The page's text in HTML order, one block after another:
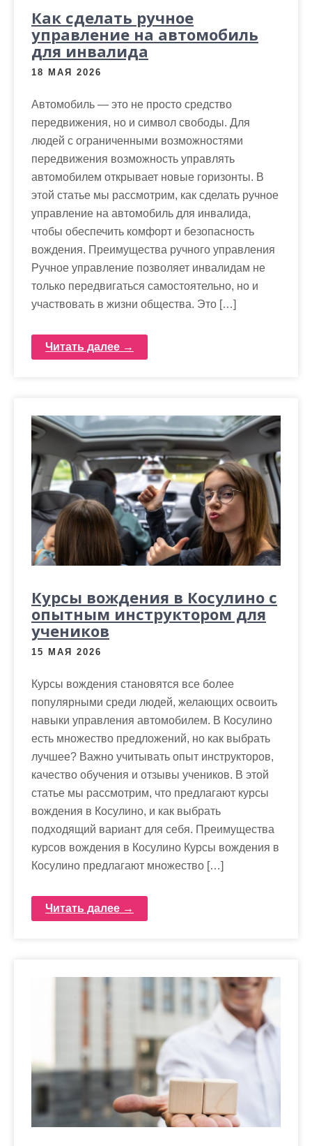
Как сделать ручное
управление на автомобиль
для инвалида
18 МАЯ 2026
Автомобиль — это не просто средство
передвижения, но и символ свободы. Для
людей с ограниченными возможностями
передвижения возможность управлять
автомобилем открывает новые горизонты. В
этой статье мы рассмотрим, как сделать ручное
управление на автомобиль для инвалида,
чтобы обеспечить комфорт и безопасность
вождения. Преимущества ручного управления
Ручное управление позволяет инвалидам не
только передвигаться самостоятельно, но и
участвовать в жизни общества. Это […]
Читать далее →
Курсы вождения в Косулино с
опытным инструктором для
учеников
15 МАЯ 2026
Курсы вождения становятся все более
популярными среди людей, желающих освоить
навыки управления автомобилем. В Косулино
есть множество предложений, но как выбрать
лучшее? Важно учитывать опыт инструкторов,
качество обучения и отзывы учеников. В этой
статье мы рассмотрим, что предлагают курсы
вождения в Косулино, и как выбрать
подходящий вариант для себя. Преимущества
курсов вождения в Косулино Курсы вождения в
Косулино предлагают множество […]
Читать далее →